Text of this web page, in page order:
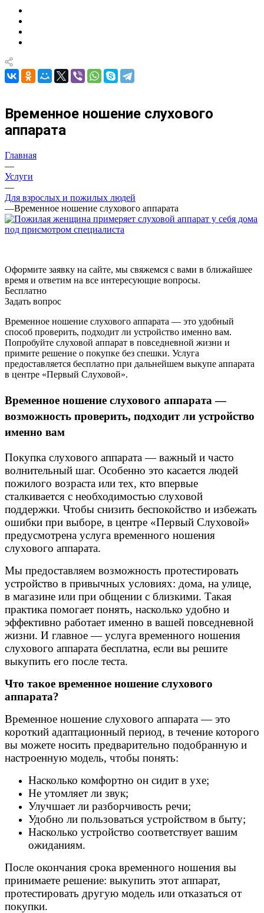
Временное ношение слухового
аппарата
Главная
—
Услуги
—
Для взрослых и пожилых людей
—Временное ношение слухового аппарата
Оформите заявку на сайте, мы свяжемся с вами в ближайшее
время и ответим на все интересующие вопросы.
Бесплатно
Задать вопрос
Временное ношение слухового аппарата — это удобный
способ проверить, подходит ли устройство именно вам.
Попробуйте слуховой аппарат в повседневной жизни и
примите решение о покупке без спешки. Услуга
предоставляется бесплатно при дальнейшем выкупе аппарата
в центре «Первый Слуховой».
Временное ношение слухового аппарата —
возможность проверить, подходит ли устройство
именно вам
Покупка слухового аппарата — важный и часто
волнительный шаг. Особенно это касается людей
пожилого возраста или тех, кто впервые
сталкивается с необходимостью слуховой
поддержки. Чтобы снизить беспокойство и избежать
ошибки при выборе, в центре «Первый Слуховой»
предусмотрена услуга временного ношения
слухового аппарата.
Мы предоставляем возможность протестировать
устройство в привычных условиях: дома, на улице,
в магазине или при общении с близкими. Такая
практика помогает понять, насколько удобно и
эффективно работает именно в вашей повседневной
жизни. И главное — услуга временного ношения
слухового аппарата бесплатна, если вы решите
выкупить его после теста.
Что такое временное ношение слухового
аппарата?
Временное ношение слухового аппарата — это
короткий адаптационный период, в течение которого
вы можете носить предварительно подобранную и
настроенную модель, чтобы понять:
Насколько комфортно он сидит в ухе;
Не утомляет ли звук;
Улучшает ли разборчивость речи;
Удобно ли пользоваться устройством в быту;
Насколько устройство соответствует вашим
ожиданиям.
После окончания срока временного ношения вы
принимаете решение: выкупить этот аппарат,
протестировать другую модель или отказаться от
покупки.